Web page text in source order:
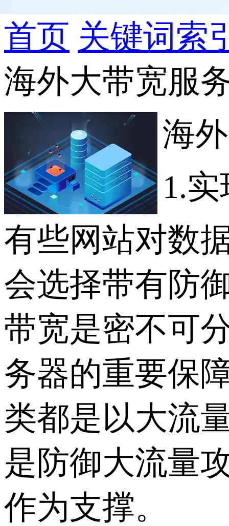
首页 关键词索
海外大带宽服
海
1.
有些网站对数
会选择带有防
带宽是密不可
务器的重要保
类都是以大流
是防御大流量
作为支撑。